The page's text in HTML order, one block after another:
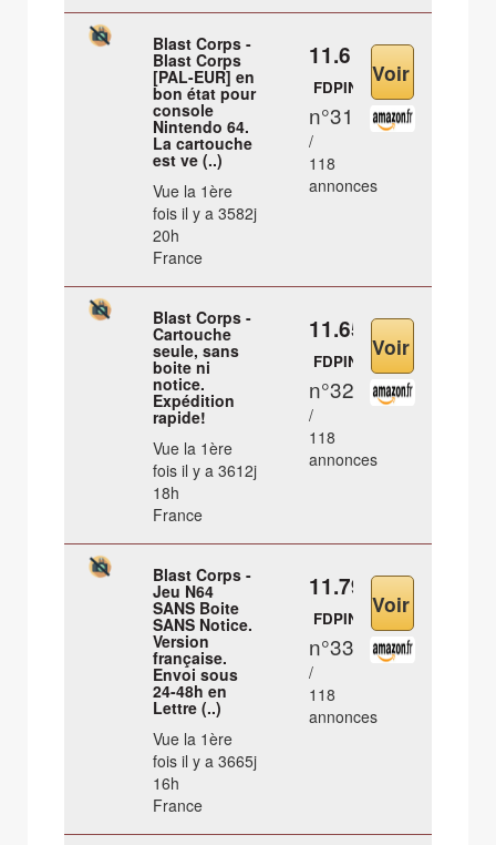
Blast Corps -
Blast Corps
[PAL-EUR] en
bon état pour
console
Nintendo 64.
La cartouche
est ve (..)
Vue la 1ère
fois il y a 3582j
20h
France
11.6 €
FDPIN
n°31
/
118
annonces
Blast Corps -
Cartouche
seule, sans
boite ni
notice.
Expédition
rapide!
Vue la 1ère
fois il y a 3612j
18h
France
11.65 €
FDPIN
n°32
/
118
annonces
Blast Corps -
Jeu N64
SANS Boite
SANS Notice.
Version
française.
Envoi sous
24-48h en
Lettre (..)
Vue la 1ère
fois il y a 3665j
16h
France
11.79 €
FDPIN
n°33
/
118
annonces